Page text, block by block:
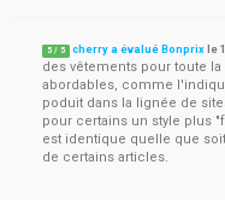
5 / 5 cherry a évalué Bonprix le
des vêtements pour toute
abordables, comme
poduit dans la lignée de
pour certains un style plus
est identique quelle que
de certains articles.